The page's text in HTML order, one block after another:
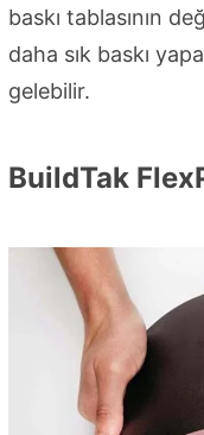
baskı tablasının
daha sık baskı
gelebilir.
BuildTak